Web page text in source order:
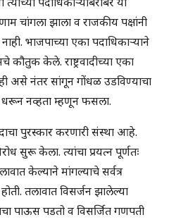
चांगला झाला व राजकीय पक्षांनी
भाजपाच्या एका पदाधिकाऱ्याने
केले. राष्ट्रवादीच्या एका
असे नंतर सांगून गोंधळ उडविण्याचा
धरून नव्हता म्हणून फसला.
पुरस्कार करणारी संस्था आहे.
सुरू केला. त्यांचा प्रयत्न पूर्णतः
केल्याने मांगल्याचे सर्वत्र
तलावात विसर्जन झालेल्या
पाऊस पडतो व विसर्जित गणपती